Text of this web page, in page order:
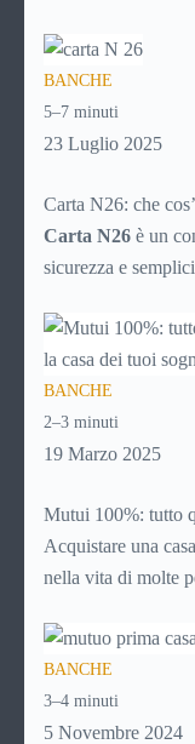
smartphone, senza
Allora è il
fintech più utilizzate
BANCHE
5–7 minuti
23 Luglio 2025
Carta N26: che
Carta N26 è un
sicurezza e
sistema finanziario
fisiche, consente il
il mondo.
BANCHE
2–3 minuti
19 Marzo 2025
Mutui 100%: tutto
casa dei tuoi sogni
Acquistare una
nella vita di molte
entrano in gioco i
valore
Analizziamone nel
BANCHE
3–4 minuti
5 Novembre 2024